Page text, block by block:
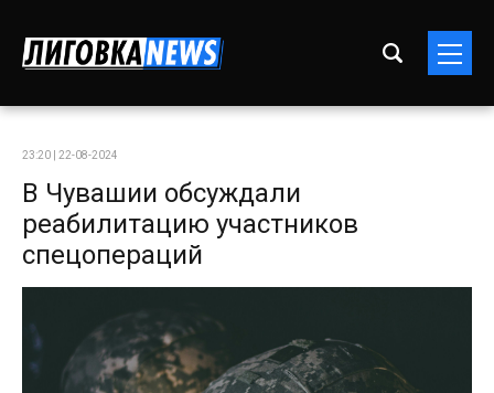
23:20 | 22-08-2024
В Чувашии обсуждали
реабилитацию участников
спецопераций